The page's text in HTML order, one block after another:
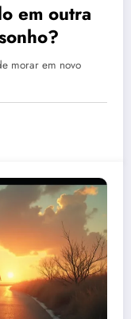
em outra
morar em novo